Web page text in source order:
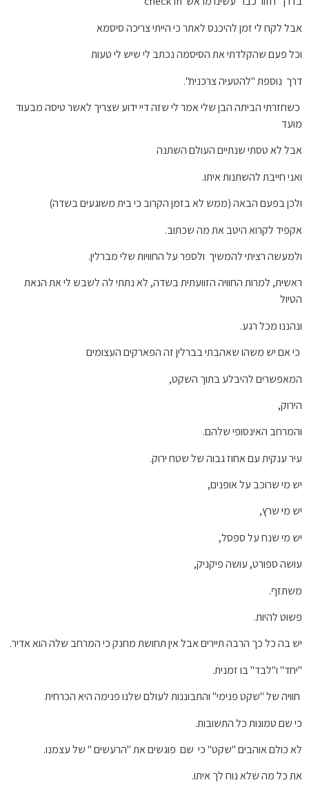
אבל לקח לי זמן להיכנס לאתר כי הייתי צריכה סיסמא
וכל פעם שהקלדתי את הסיסמה נכתב לי שיש לי טעות
דרך נוספת "להטעיה צרכנית".
כשחזרתי הביתה הבן שלי אמר לי שזה דיי ידוע שצריך לאשר טיסה מבעוד
מועד
אבל לא טסתי שנתיים העולם השתנה
ואני חייבת להשתנות איתו.
ולכן בפעם הבאה (ממש לא בזמן הקרוב כי בית משוגעים בשדה)
אקפיד לקרוא היטב את מה שכתוב.
ולמעשה רציתי להמשיך ולספר על החוויות שלי מברלין.
ראשית, למרות החוויה הזוועתית בשדה, לא נתתי לה לשבש לי את הנאת
הטיול
ונהננו מכל רגע.
כי אם יש משהו שאהבתי בברלין זה הפארקים העצומים
המאפשרים להיבלע בתוך השקט,
הירוק,
והמרחב האינסופי שלהם.
עיר ענקית עם אחוז גבוה של שטח ירוק.
יש מי שרוכב על אופנים,
יש מי שרץ,
יש מי שנח על ספסל,
עושה ספורט, עושה פיקניק,
משתזף.
פשוט להיות.
יש בה כל כך הרבה תיירים אבל אין תחושת מחנק כי המרחב שלה הוא אדיר.
"יחד" ו"לבד" בו זמנית.
חוויה של "שקט פנימי" והתבוננות לעולם שלנו פנימה היא הכרחית
כי שם טמונות כל התשובות.
לא כולם אוהבים "שקט" כי שם פוגשים את "הרעשים " של עצמנו.
את כל מה שלא נוח לך איתו.